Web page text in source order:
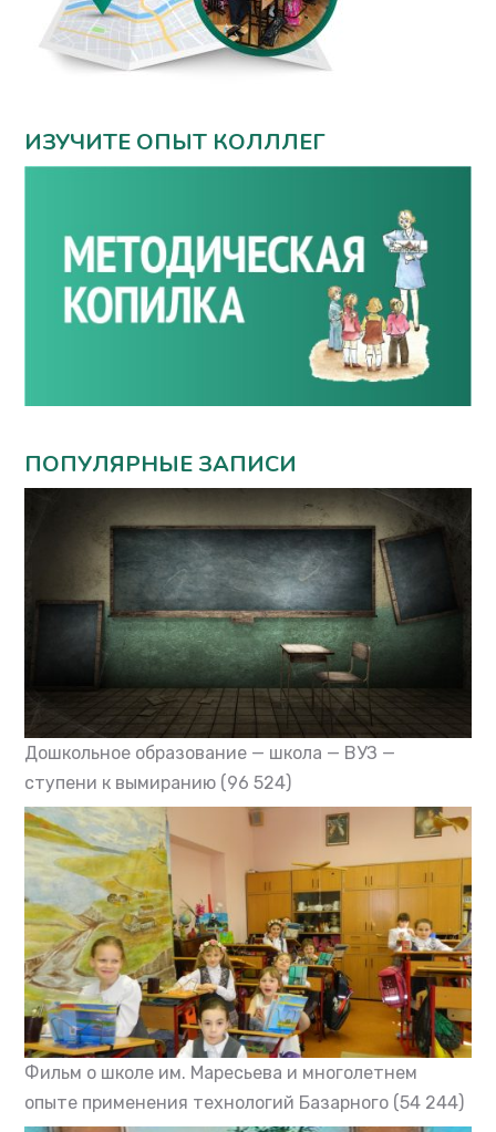
ИЗУЧИТЕ ОПЫТ КОЛЛЛЕГ
ПОПУЛЯРНЫЕ ЗАПИСИ
Дошкольное образование — школа — ВУЗ —
ступени к вымиранию (96 524)
Фильм о школе им. Маресьева и многолетнем
опыте применения технологий Базарного (54 244)